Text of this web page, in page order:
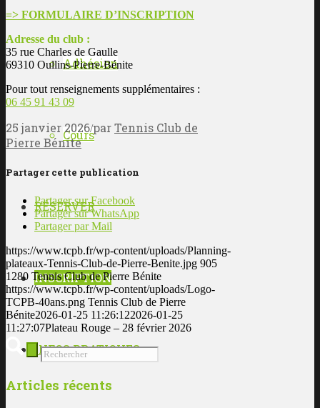
Adhésion
Cours
RÉSERVER
INSCRIPTION
INFOS PRATIQUES
=> FORMULAIRE D’INSCRIPTION
Adresse du club :
35 rue Charles de Gaulle
69310 Oullins-Pierre-Bénite
Pour tout renseignements supplémentaires :
06 45 91 43 09
25 janvier 2026/parTennis Club de
Pierre Bénite
Partager cette publication
Partager sur Facebook
Partager sur WhatsApp
Partager par Mail
https://www.tcpb.fr/wp-content/uploads/Planning-
plateaux-Tennis-Club-de-Pierre-Benite.jpg 905
1280 Tennis Club de Pierre Bénite
https://www.tcpb.fr/wp-content/uploads/Logo-
TCPB-40ans.png Tennis Club de Pierre
Bénite2026-01-25 11:26:122026-01-25
11:27:07Plateau Rouge – 28 février 2026
Articles récents